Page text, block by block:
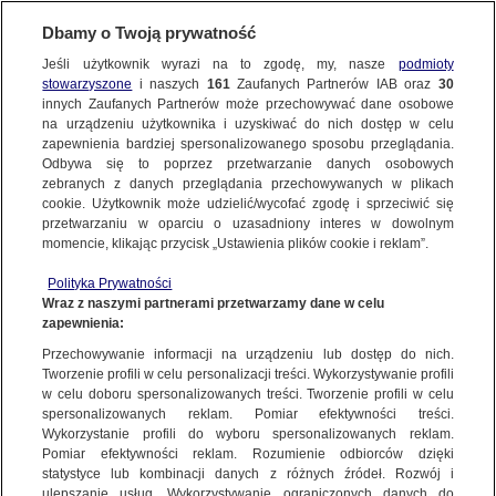
SUBSKRYBUJ
POWIĄZANE MATERIAŁY
Rekordowe kary dla przedsiębiorców.
Szczegóły działalności UOKiK
BIZNES
Firmy hamują podwyżki płac. Nowe
dane NBP
BIZNES
Kontrole stacji paliw ujawniają
Dbamy o Twoją prywatność
Jeśli użytkownik wyrazi na to zgodę, my, nasze podmioty
stowarzyszone i naszych 161Zaufanych Partnerów IAB oraz 30
innych Zaufanych Partnerów może przechowywać dane osobowe
na urządzeniu użytkownika i uzyskiwać do nich dostęp w celu
zapewnienia bardziej spersonalizowanego sposobu przeglądania.
Odbywa się to poprzez przetwarzanie danych osobowych
zebranych z danych przeglądania przechowywanych w plikach
cookie. Użytkownik może udzielić/wycofać zgodę i sprzeciwić się
przetwarzaniu w oparciu o uzasadniony interes w dowolnym
momencie, klikając przycisk „Ustawienia plików cookie i reklam”.
Polityka Prywatności
Wraz z naszymi partnerami przetwarzamy dane w celu
zapewnienia:
Przechowywanie informacji na urządzeniu lub dostęp do nich.
Tworzenie profili w celu personalizacji treści. Wykorzystywanie profili
w celu doboru spersonalizowanych treści. Tworzenie profili w celu
spersonalizowanych reklam. Pomiar efektywności treści.
Wykorzystanie profili do wyboru spersonalizowanych reklam.
Pomiar efektywności reklam. Rozumienie odbiorców dzięki
statystyce lub kombinacji danych z różnych źródeł. Rozwój i